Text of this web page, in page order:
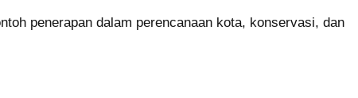
penerapan dalam perencanaan kota, konservasi, dan